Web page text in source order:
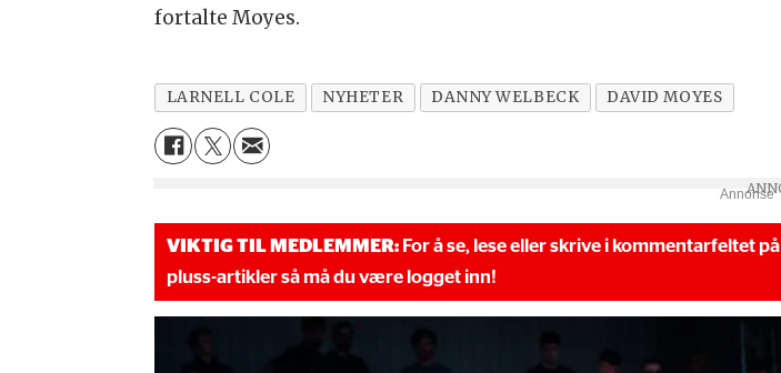
fortalte Moyes.
LARNELL COLE NYHETER DANNY WELBECK DAVID MOYES
Annonse
VIKTIG TIL MEDLEMMER: For å se, lese eller skrive i kommentarfeltet på
pluss-artikler så må du være logget inn!